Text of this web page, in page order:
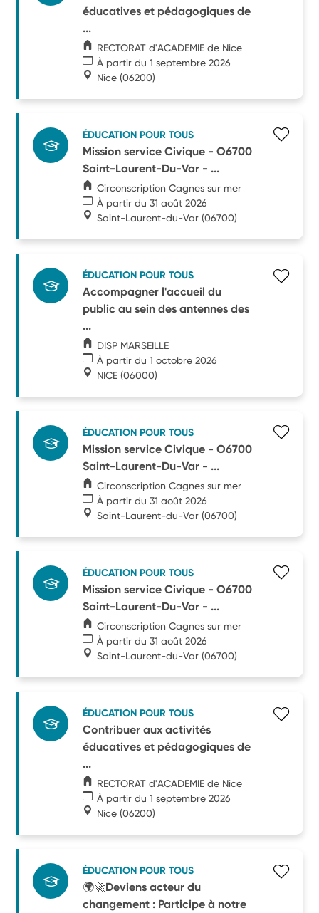
éducatives et pédagogiques de
...
RECTORAT d'ACADEMIE de Nice
À partir du 1 septembre 2026
Nice (06200)
ÉDUCATION POUR TOUS
Mission service Civique - O6700
Saint-Laurent-Du-Var - ...
Circonscription Cagnes sur mer
À partir du 31 août 2026
Saint-Laurent-du-Var (06700)
ÉDUCATION POUR TOUS
Accompagner l'accueil du
public au sein des antennes des
...
DISP MARSEILLE
À partir du 1 octobre 2026
NICE (06000)
ÉDUCATION POUR TOUS
Mission service Civique - O6700
Saint-Laurent-Du-Var - ...
Circonscription Cagnes sur mer
À partir du 31 août 2026
Saint-Laurent-du-Var (06700)
ÉDUCATION POUR TOUS
Mission service Civique - O6700
Saint-Laurent-Du-Var - ...
Circonscription Cagnes sur mer
À partir du 31 août 2026
Saint-Laurent-du-Var (06700)
ÉDUCATION POUR TOUS
Contribuer aux activités
éducatives et pédagogiques de
...
RECTORAT d'ACADEMIE de Nice
À partir du 1 septembre 2026
Nice (06200)
ÉDUCATION POUR TOUS
🌍🚀Deviens acteur du
changement : Participe à notre